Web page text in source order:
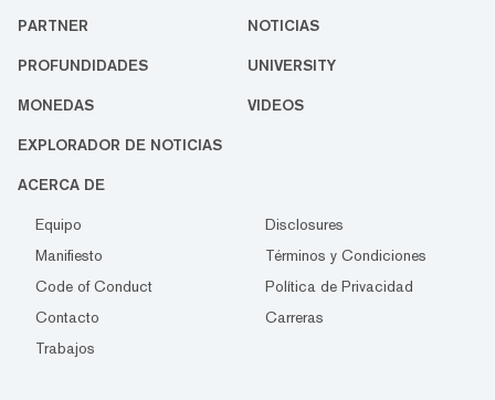
PARTNER NOTICIAS
PROFUNDIDADES UNIVERSITY
MONEDAS VIDEOS
EXPLORADOR DE NOTICIAS
ACERCA DE
Equipo
Disclosures
Manifiesto
Términos y Condiciones
Code of Conduct
Política de Privacidad
Contacto
Carreras
Trabajos